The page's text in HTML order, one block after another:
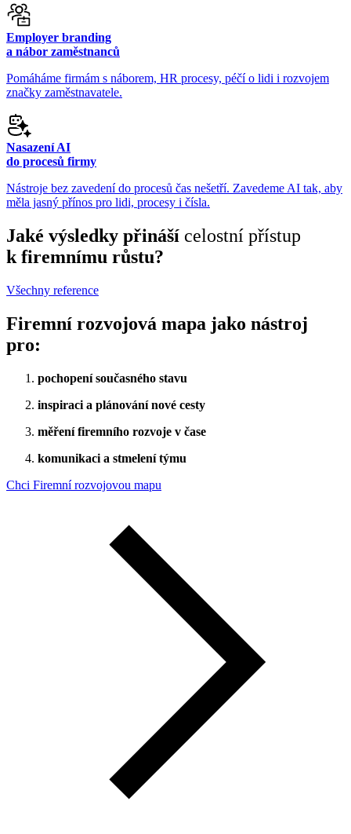
Employer branding
a nábor zaměstnanců
Pomáháme firmám s náborem, HR procesy, péčí o lidi i rozvojem
značky zaměstnavatele.
Nasazení AI
do procesů firmy
Nástroje bez zavedení do procesů čas nešetří. Zavedeme AI tak, aby
měla jasný přínos pro lidi, procesy i čísla.
Jaké výsledky přináší celostní přístup
k firemnímu růstu?
Všechny reference
Firemní rozvojová mapa jako nástroj
pro:
pochopení současného stavu
inspiraci a plánování nové cesty
měření firemního rozvoje v čase
komunikaci a stmelení týmu
Chci Firemní rozvojovou mapu